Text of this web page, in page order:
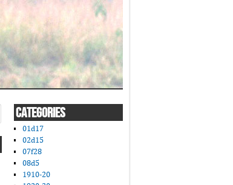
CATEGORIES
01d17
02d15
07f28
08d5
1910-20